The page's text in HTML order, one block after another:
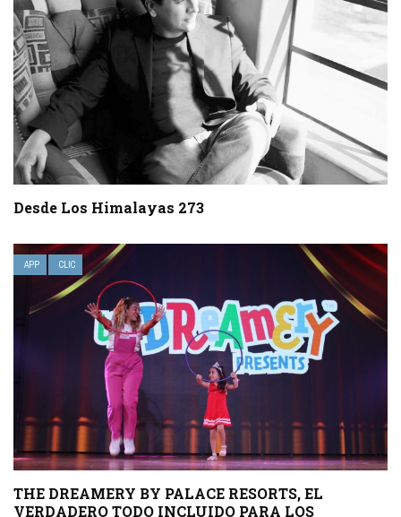
Desde Los Himalayas 273
APP CLIC
THE DREAMERY BY PALACE RESORTS, EL
VERDADERO TODO INCLUIDO PARA LOS